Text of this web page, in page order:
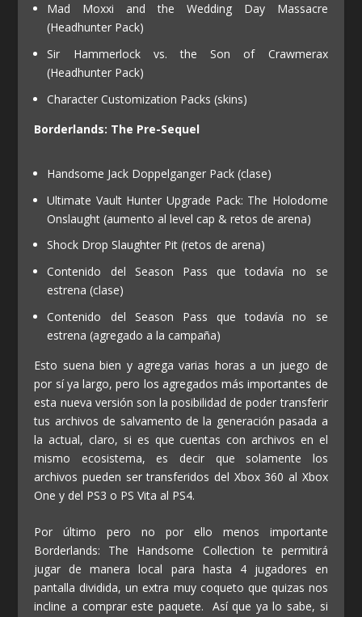
Mad Moxxi and the Wedding Day Massacre
(Headhunter Pack)
Sir Hammerlock vs. the Son of Crawmerax
(Headhunter Pack)
Character Customization Packs (skins)
Borderlands: The Pre-Sequel
Handsome Jack Doppelganger Pack (clase)
Ultimate Vault Hunter Upgrade Pack: The Holodome
Onslaught (aumento al level cap & retos de arena)
Shock Drop Slaughter Pit (retos de arena)
Contenido del Season Pass que todavía no se
estrena (clase)
Contenido del Season Pass que todavía no se
estrena (agregado a la campaña)
Esto suena bien y agrega varias horas a un juego de
por sí ya largo, pero los agregados más importantes de
esta nueva versión son la posibilidad de poder transferir
tus archivos de salvamento de la generación pasada a
la actual, claro, si es que cuentas con archivos en el
mismo ecosistema, es decir que solamente los
archivos pueden ser transferidos del Xbox 360 al Xbox
One y del PS3 o PS Vita al PS4.
Por último pero no por ello menos importante
Borderlands: The Handsome Collection te permitirá
jugar de manera local para hasta 4 jugadores en
pantalla dividida, un extra muy coqueto que quizas nos
incline a comprar este paquete. Así que ya lo sabe, si